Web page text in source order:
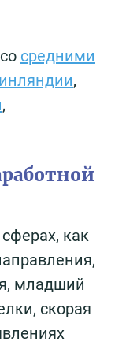
средними
,
,
как
младший
скорая